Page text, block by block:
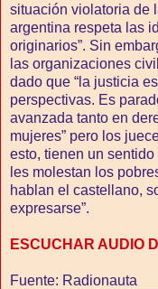
situación violatoria de
argentina respeta las
originarios”. Sin
las organizaciones
dado que “la justicia
perspectivas. Es
avanzada tanto en
mujeres” pero los
esto, tienen un
les molestan los
hablan el castellano,
expresarse”.
ESCUCHAR AUDIO
Fuente: Radionauta